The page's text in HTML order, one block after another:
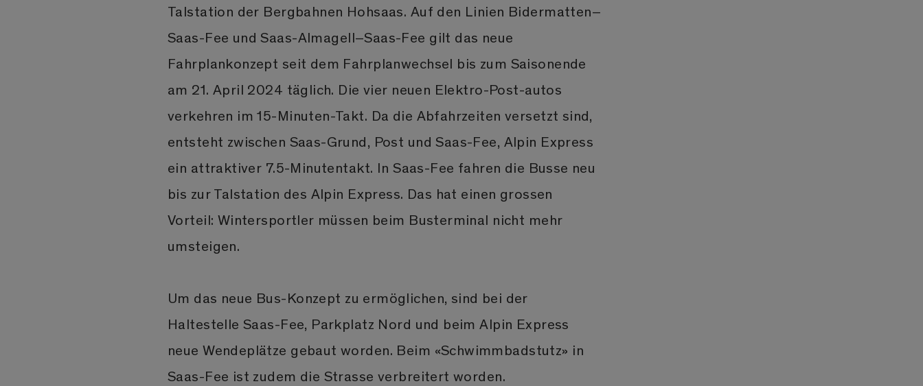
Talstation der Bergbahnen Hohsaas. Auf den Linien Bidermatten–
Saas-Fee und Saas-Almagell–Saas-Fee gilt das neue
Fahrplankonzept seit dem Fahrplanwechsel bis zum Saisonende
am 21. April 2024 täglich. Die vier neuen Elektro-Post-autos
verkehren im 15-Minuten-Takt. Da die Abfahrzeiten versetzt sind,
entsteht zwischen Saas-Grund, Post und Saas-Fee, Alpin Express
ein attraktiver 7.5-Minutentakt. In Saas-Fee fahren die Busse neu
bis zur Talstation des Alpin Express. Das hat einen grossen
Vorteil: Wintersportler müssen beim Busterminal nicht mehr
umsteigen.
Um das neue Bus-Konzept zu ermöglichen, sind bei der
Haltestelle Saas-Fee, Parkplatz Nord und beim Alpin Express
neue Wendeplätze gebaut worden. Beim «Schwimmbadstutz» in
Saas-Fee ist zudem die Strasse verbreitert worden.